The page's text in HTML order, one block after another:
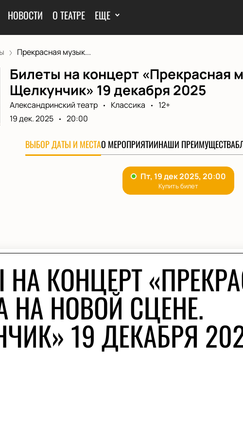
НОВОСТИ О ТЕАТРЕ ЕЩЕ
Прекрасная музык...
Билеты на концерт «Прекрасная
Щелкунчик» 19 декабря 2025
Александринский театр Классика
12+
19 дек. 2025
20:00
ВЫБОР ДАТЫ И МЕСТАО МЕРОПРИЯТИИНАШИ ПРЕИМУЩЕСТВА
КОНЦЕРТ
НА НОВОЙ СЦЕНЕ.
19 ДЕКАБРЯ